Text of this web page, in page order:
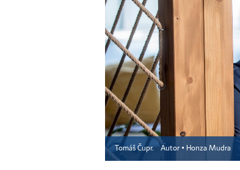
Tomáš Čupr. Autor ▪ Honza Mudra